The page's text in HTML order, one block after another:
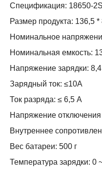
Спецификация: 18650-
Размер продукта: 136,5
Номинальное
Номинальная емкость:
Напряжение зарядки:
Зарядный ток: ≤10А
Ток разряда: ≤ 6,5 А
Напряжение
Внутреннее
Вес батареи: 500 г
Температура зарядки: 0